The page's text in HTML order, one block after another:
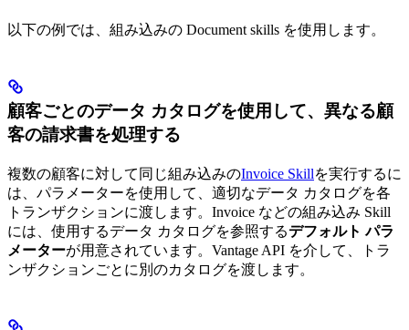
以下の例では、組み込みの Document skills を使用します。
顧客ごとのデータ カタログを使用して、異なる顧
客の請求書を処理する
複数の顧客に対して同じ組み込みのInvoice Skillを実行するに
は、パラメーターを使用して、適切なデータ カタログを各
トランザクションに渡します。Invoice などの組み込み Skill
には、使用するデータ カタログを参照するデフォルト パラ
メーターが用意されています。Vantage API を介して、トラ
ンザクションごとに別のカタログを渡します。